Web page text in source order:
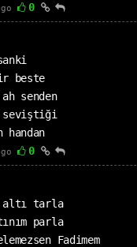
0
beste
senden
seviştiği
handan
0
altı tarla
parla
Fadimem